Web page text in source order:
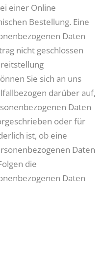
einer Online
Bestellung. Eine
Daten
nicht geschlossen
Sie sich an uns
darüber auf,
Daten
oder für
ist, ob eine
Daten
die
Daten